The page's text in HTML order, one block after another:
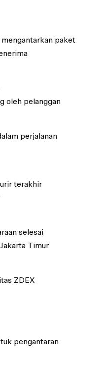
mengantarkan paket
oleh pelanggan
perjalanan
terakhir
selesai
Timur
ZDEX
pengantaran